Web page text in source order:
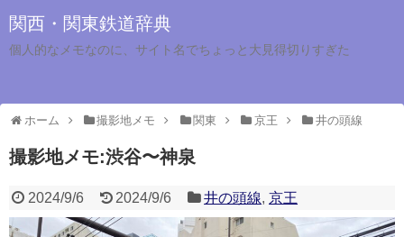
関西・関東鉄道辞典
個人的なメモなのに、サイト名でちょっと大見得切りすぎた
ホーム 撮影地メモ 関東 京王 井の頭線
撮影地メモ:渋谷〜神泉
2024/9/6 2024/9/6 井の頭線,京王